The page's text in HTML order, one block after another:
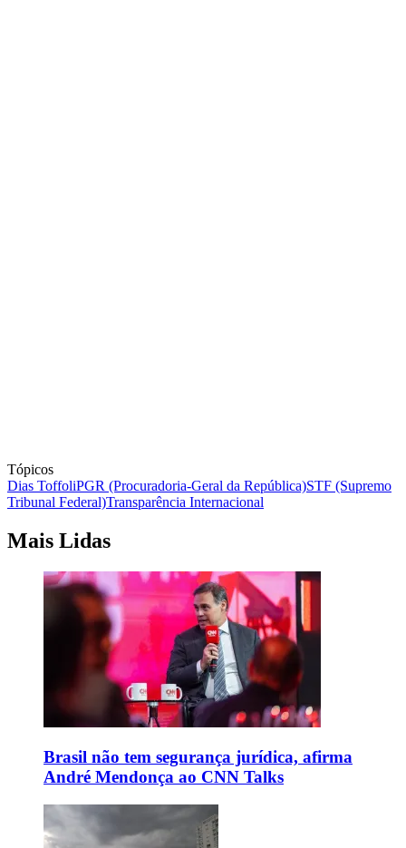
Tópicos
Dias ToffoliPGR (Procuradoria-Geral da República)STF (Supremo
Tribunal Federal)Transparência Internacional
Mais Lidas
Brasil não tem segurança jurídica, afirma
André Mendonça ao CNN Talks